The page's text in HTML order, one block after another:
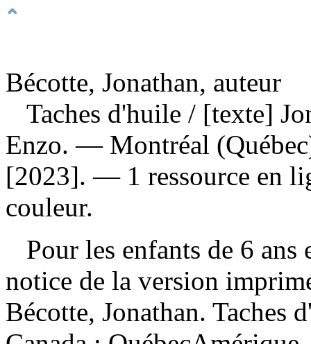
Bécotte, Jonathan, auteur
Taches d'huile / [texte]
Enzo. — Montréal
[2023]. — 1 ressource en
couleur.
Pour les enfants de 6
notice de la version
Bécotte, Jonathan. Taches